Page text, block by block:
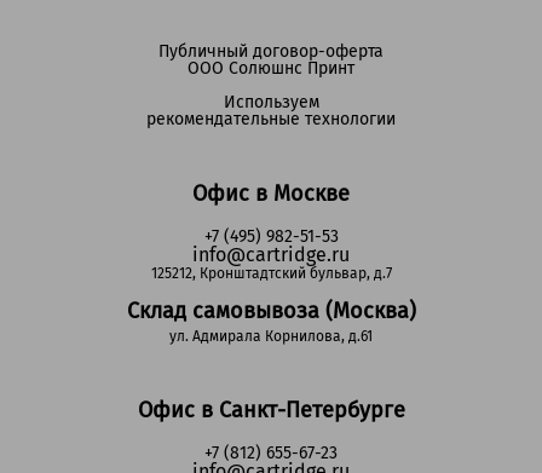
Офис в Москве
+7 (495) 982-51-53
info@cartridge.ru
125212, Кронштадтский бульвар, д.7
Склад самовывоза (Москва)
ул. Адмирала Корнилова, д.61
Офис в Санкт-Петербурге
+7 (812) 655-67-23
Публичный договор-оферта
ООО Солюшнс Принт
Используем
рекомендательные технологии